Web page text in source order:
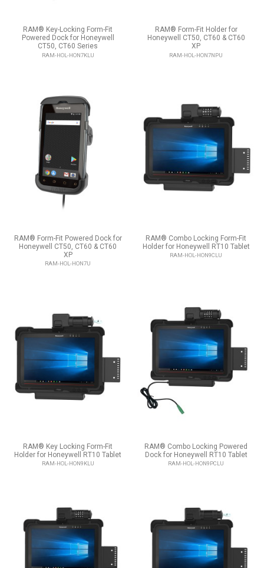
RAM® Key-Locking Form-Fit
Powered Dock for Honeywell
CT50, CT60 Series
RAM-HOL-HON7KLU
RAM® Form-Fit Holder for
Honeywell CT50, CT60 & CT60
XP
RAM-HOL-HON7NPU
RAM® Form-Fit Powered Dock for
Honeywell CT50, CT60 & CT60
XP
RAM-HOL-HON7U
RAM® Combo Locking Form-Fit
Holder for Honeywell RT10 Tablet
RAM-HOL-HON9CLU
RAM® Key Locking Form-Fit
Holder for Honeywell RT10 Tablet
RAM-HOL-HON9KLU
RAM® Combo Locking Powered
Dock for Honeywell RT10 Tablet
RAM-HOL-HON9PCLU